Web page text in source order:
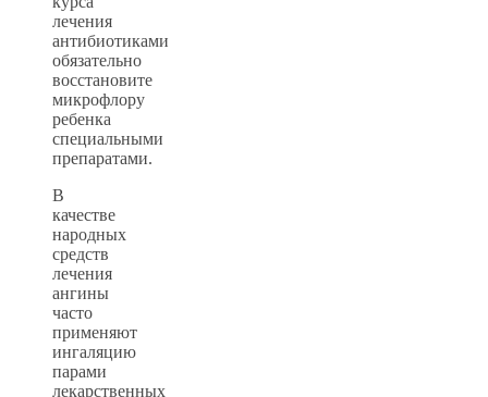
лечения
антибиотиками
обязательно
восстановите
микрофлору
ребенка
специальными
препаратами.
В
качестве
народных
средств
лечения
ангины
часто
применяют
ингаляцию
парами
лекарственных